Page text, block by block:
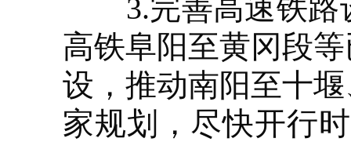
3.完善高速铁路
高铁阜阳至黄冈段
设，推动南阳至十
家规划，尽快开行